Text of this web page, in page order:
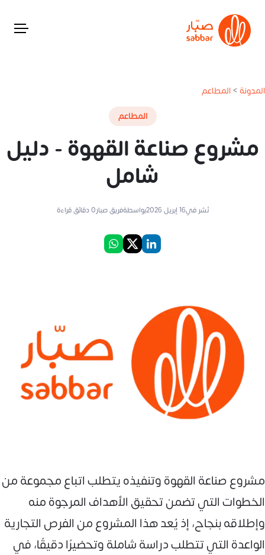
المدونة>المطاعم
المطاعم
مشروع صناعة القهوة - دليل
شامل
نُشر في16 إبريل 2026 بواسطةفريق صبار0دقائق قراءة
مشروع صناعة القهوة وتنفيذه يتطلب اتباع مجموعة من
الخطوات التي تضمن تحقيق الأهداف المرجوة منه
وإطلاقه بنجاح، إذ يُعد هذا المشروع من الفرص التجارية
الواعدة التي تتطلب دراسة شاملة وتحضيرًا دقيقًا، في